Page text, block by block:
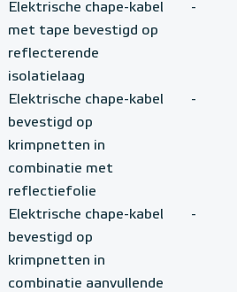
Elektrische chape-kabel
met tape bevestigd op
reflecterende
isolatielaag
-
Elektrische chape-kabel
bevestigd op
krimpnetten in
combinatie met
reflectiefolie
-
Elektrische chape-kabel
bevestigd op
krimpnetten in
combinatie aanvullende
-